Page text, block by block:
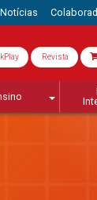
Revista